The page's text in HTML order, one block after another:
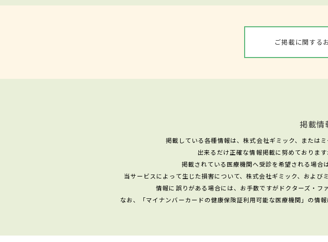
ご掲載に関する
掲載情
掲載している各種情報は、株式会社ギミック、または
出来るだけ正確な情報掲載に努めておりま
掲載されている医療機関へ受診を希望される場合
当サービスによって生じた損害について、株式会社ギミック、およ
情報に誤りがある場合には、お手数ですがドクターズ・フ
なお、「マイナンバーカードの健康保険証利用可能な医療機関」の情